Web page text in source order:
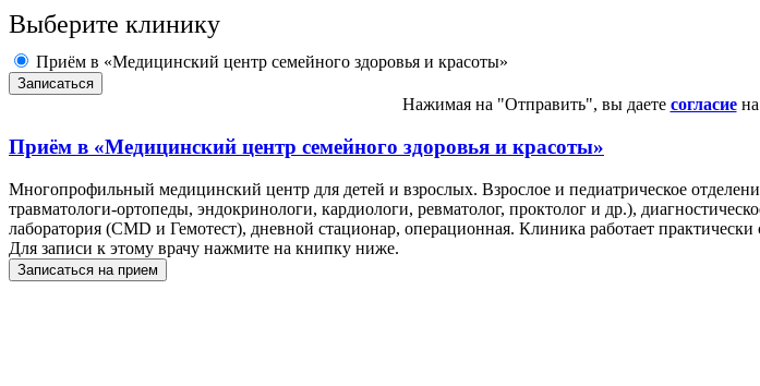
Выберите клинику
Приём в «Медицинский центр семейного здоровья и красоты»
Нажимая на "Отправить", вы даете согласиена
Приём в «Медицинский центр семейного здоровья и красоты»
Многопрофильный медицинский центр для детей и взрослых. Взрослое и педиатрическое
травматологи-ортопеды, эндокринологи, кардиологи, ревматолог, проктолог и др.),
лаборатория (CMD и Гемотест), дневной стационар, операционная. Клиника работает
Для записи к этому врачу нажмите на книпку ниже.
Записаться на прием